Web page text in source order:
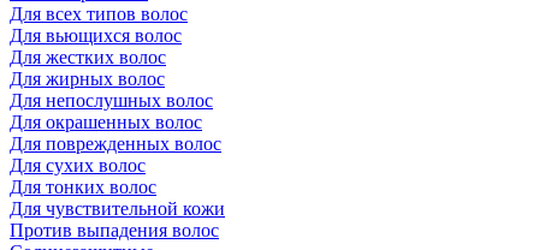
Для всех типов волос
Для вьющихся волос
Для жестких волос
Для жирных волос
Для непослушных волос
Для окрашенных волос
Для поврежденных волос
Для сухих волос
Для тонких волос
Для чувствительной кожи
Против выпадения волос